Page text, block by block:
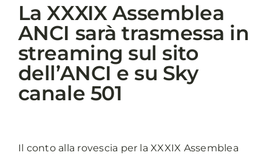
La XXXIX Assemblea
ANCI sarà trasmessa in
streaming sul sito
dell’ANCI e su Sky
canale 501
Il conto alla rovescia per la XXXIX Assemblea